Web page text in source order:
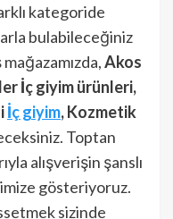
kategoride
bulabileceğiniz
Akos
İç giyim ürünleri,
İç giyim, Kozmetik
Toptan
alışverişin şanslı
gösteriyoruz.
sizinde